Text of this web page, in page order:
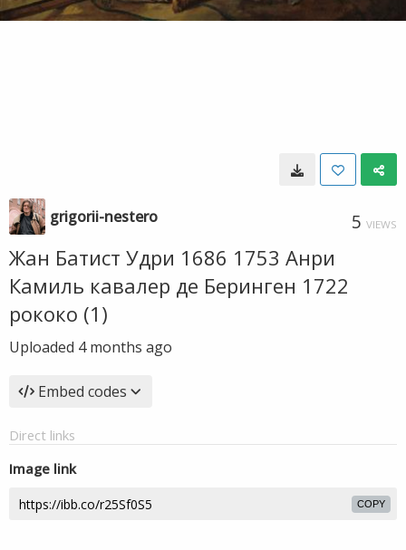
grigorii-nestero 5 VIEWS
Жан Батист Удри 1686 1753 Анри
Камиль кавалер де Беринген 1722
рококо (1)
Uploaded 4 months ago
Embed codes
Direct links
Image link
COPY